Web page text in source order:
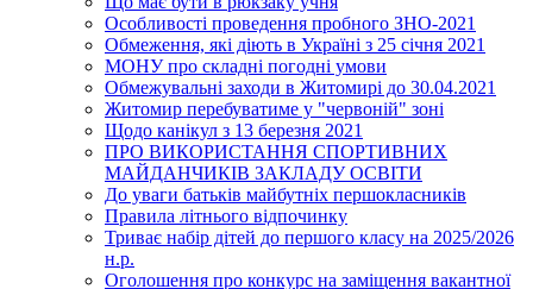
Особливості проведення пробного ЗНО-2021
Обмеження, які діють в Україні з 25 січня 2021
МОНУ про складні погодні умови
Обмежувальні заходи в Житомирі до 30.04.2021
Житомир перебуватиме у "червоній" зоні
Щодо канікул з 13 березня 2021
ПРО ВИКОРИСТАННЯ СПОРТИВНИХ
МАЙДАНЧИКІВ ЗАКЛАДУ ОСВІТИ
До уваги батьків майбутніх першокласників
Правила літнього відпочинку
Триває набір дітей до першого класу на 2025/2026
н.р.
Оголошення про конкурс на заміщення вакантної